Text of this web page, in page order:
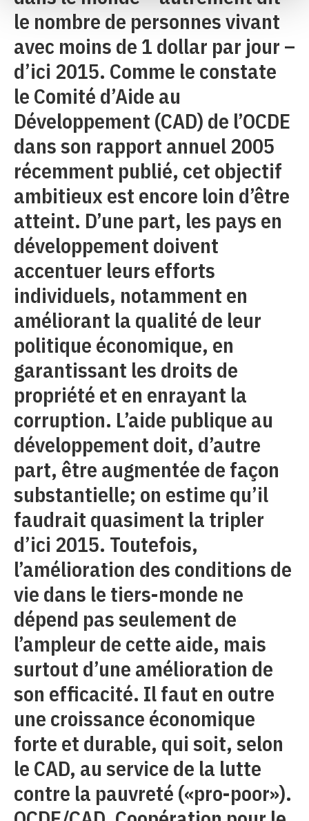
le nombre de personnes vivant
avec moins de 1 dollar par jour –
d’ici 2015. Comme le constate
le Comité d’Aide au
Développement (CAD) de l’OCDE
dans son rapport annuel 2005
récemment publié, cet objectif
ambitieux est encore loin d’être
atteint. D’une part, les pays en
développement doivent
accentuer leurs efforts
individuels, notamment en
améliorant la qualité de leur
politique économique, en
garantissant les droits de
propriété et en enrayant la
corruption. L’aide publique au
développement doit, d’autre
part, être augmentée de façon
substantielle; on estime qu’il
faudrait quasiment la tripler
d’ici 2015. Toutefois,
l’amélioration des conditions de
vie dans le tiers-monde ne
dépend pas seulement de
l’ampleur de cette aide, mais
surtout d’une amélioration de
son efficacité. Il faut en outre
une croissance économique
forte et durable, qui soit, selon
le CAD, au service de la lutte
contre la pauvreté («pro-poor»).